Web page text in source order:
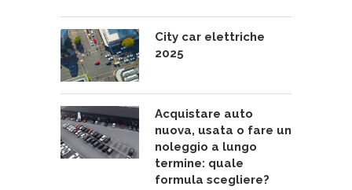
City car elettriche
2025
Acquistare auto
nuova, usata o fare un
noleggio a lungo
termine: quale
formula scegliere?